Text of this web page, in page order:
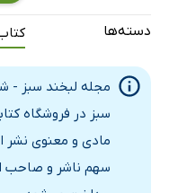
دسته‌ها
سبز در فروشگاه
مادی و معنوی نشر
سهم ناشر و صاحب